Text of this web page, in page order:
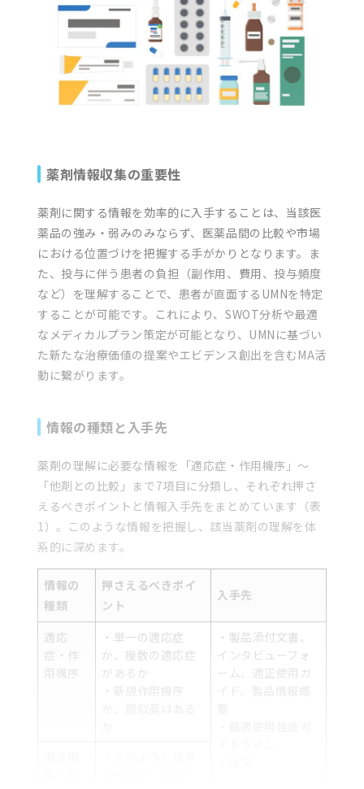
薬剤情報収集の重要性
薬剤に関する情報を効率的に入手することは、当該医
薬品の強み・弱みのみならず、医薬品間の比較や市場
における位置づけを把握する手がかりとなります。ま
た、投与に伴う患者の負担（副作用、費用、投与頻度
など）を理解することで、患者が直面するUMNを特定
することが可能です。これにより、SWOT分析や最適
なメディカルプラン策定が可能となり、UMNに基づい
た新たな治療価値の提案やエビデンス創出を含むMA活
動に繋がります。
情報の種類と入手先
薬剤の理解に必要な情報を「適応症・作用機序」～
「他剤との比較」まで7項目に分類し、それぞれ押さ
えるべきポイントと情報入手先をまとめています（表
1）。このような情報を把握し、該当薬剤の理解を体
系的に深めます。
情報の
種類
押さえるべきポイ
ント
入手先
適応
症・作
用機序
・単一の適応症
か、複数の適応症
があるか
・製品添付文書、
インタビューフォ
ーム、適正使用ガ